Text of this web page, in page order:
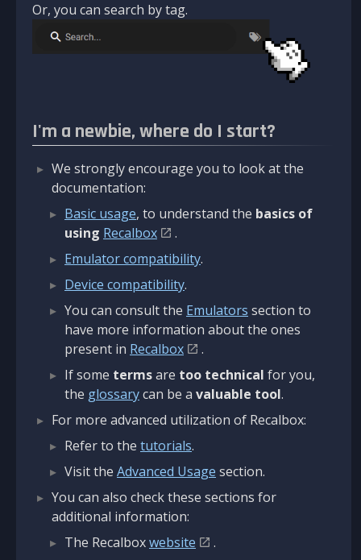
Or, you can search by tag.
I'm a newbie, where do I start?
We strongly encourage you to look at the
documentation:
Basic usage, to understand the basics of
using Recalbox
.
Emulator compatibility.
Device compatibility.
You can consult the Emulators section to
have more information about the ones
present in Recalbox
.
If some termsare too technical for you,
the glossarycan be a valuable tool.
For more advanced utilization of Recalbox:
Refer to the tutorials.
Visit the Advanced Usage section.
You can also check these sections for
additional information:
The Recalboxwebsite
.